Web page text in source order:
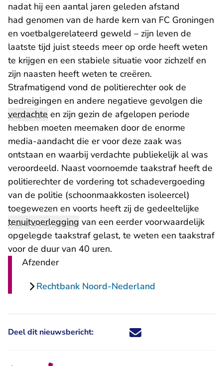
nadat hij een aantal jaren geleden afstand
had genomen van de harde kern van FC Groningen
en voetbalgerelateerd geweld – zijn leven de
laatste tijd juist steeds meer op orde heeft weten
te krijgen en een stabiele situatie voor zichzelf en
zijn naasten heeft weten te creëren.
Strafmatigend vond de politierechter ook de
bedreigingen en andere negatieve gevolgen die
verdachte en zijn gezin de afgelopen periode
hebben moeten meemaken door de enorme
media-aandacht die er voor deze zaak was
ontstaan en waarbij verdachte publiekelijk al was
veroordeeld. Naast voornoemde taakstraf heeft de
politierechter de vordering tot schadevergoeding
van de politie (schoonmaakkosten isoleercel)
toegewezen en voorts heeft zij de gedeeltelijke
tenuitvoerlegging van een eerder voorwaardelijk
opgelegde taakstraf gelast, te weten een taakstraf
voor de duur van 40 uren.
Afzender
Rechtbank Noord-Nederland
Deel dit nieuwsbericht: Deel dit nieuwsbericht via X -
Deel dit nieuwsbericht via
Deel dit nieuwsbericht
Deel dit